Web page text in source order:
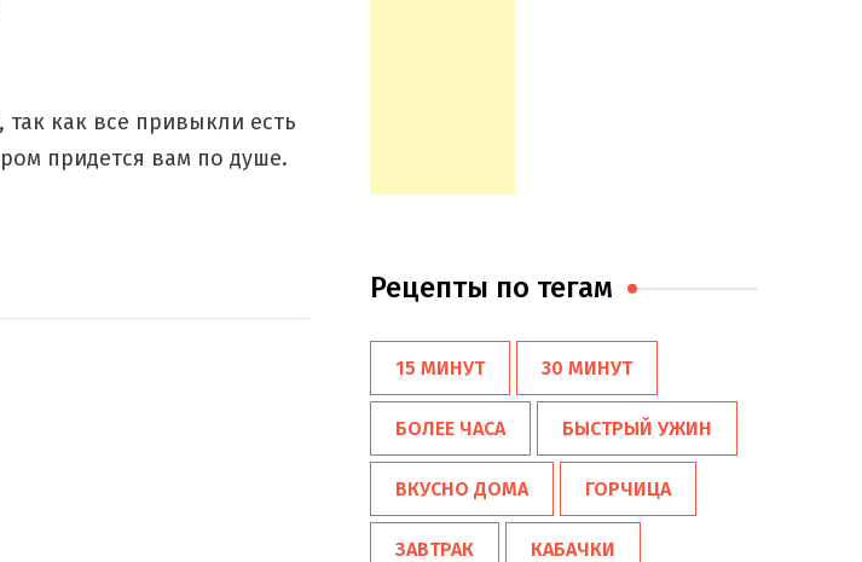
как все привыкли есть
придется вам по душе.
Рецепты по тегам
15 МИНУТ 30 МИНУТ
БОЛЕЕ ЧАСА БЫСТРЫЙ УЖИН
ВКУСНО ДОМА ГОРЧИЦА
ЗАВТРАК КАБАЧКИ